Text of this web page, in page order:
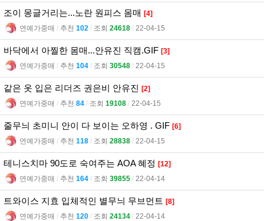
조이 몽글거리는...노란 원피스 몸매 [4]
연예가중매 l 추천 102 l 조회 24618 l 22-04-15
바닥에서 아찔한 몸매...안유진 직캠.GIF [3]
연예가중매 l 추천 104 l 조회 30548 l 22-04-15
같은 옷 입은 리더즈 권은비 안유진 [2]
연예가중매 l 추천 84 l 조회 19108 l 22-04-15
줄무늬 초미니 안이 다 보이는 오하영 . GIF [6]
연예가중매 l 추천 118 l 조회 28838 l 22-04-15
테니스치마 90도로 숙여주는 AOA 혜정 [12]
연예가중매 l 추천 164 l 조회 39855 l 22-04-14
트와이스 지효 입체적인 별무늬 무브먼트 [8]
연예가중매 l 추천 120 l 조회 24134 l 22-04-14